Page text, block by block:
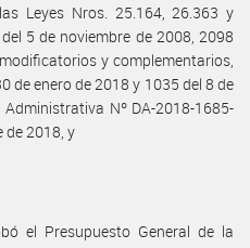
las Leyes Nros. 25.164, 26.363 y
5 de noviembre de 2008, 2098
y complementarios,
de enero de 2018 y 1035 del 8 de
Nº DA-2018-1685-
de 2018, y
el Presupuesto General de la